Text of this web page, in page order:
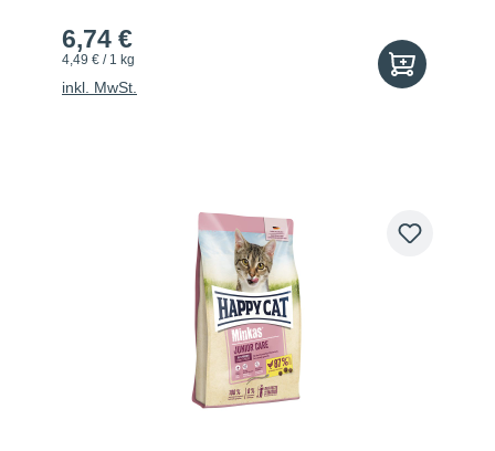
6,74 €
4,49 € / 1 kg
inkl. MwSt.